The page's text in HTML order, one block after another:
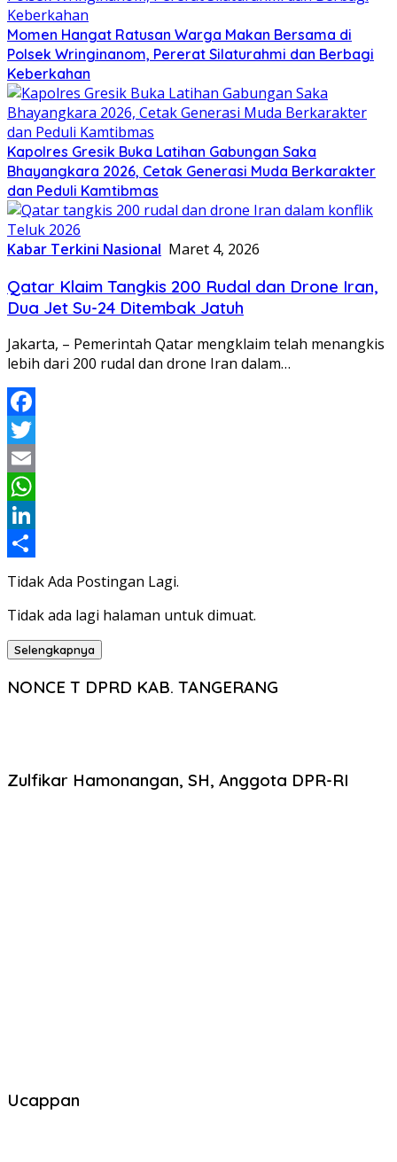
Momen Hangat Ratusan Warga Makan Bersama di
Polsek Wringinanom, Pererat Silaturahmi dan Berbagi
Keberkahan
Kapolres Gresik Buka Latihan Gabungan Saka
Bhayangkara 2026, Cetak Generasi Muda Berkarakter
dan Peduli Kamtibmas
Kabar Terkini Nasional Maret 4, 2026
Qatar Klaim Tangkis 200 Rudal dan Drone Iran,
Dua Jet Su-24 Ditembak Jatuh
Jakarta, – Pemerintah Qatar mengklaim telah menangkis
lebih dari 200 rudal dan drone Iran dalam…
Facebook
Twitter
Email
WhatsApp
LinkedIn
Share
Tidak Ada Postingan Lagi.
Tidak ada lagi halaman untuk dimuat.
Selengkapnya
NONCE T DPRD KAB. TANGERANG
Zulfikar Hamonangan, SH, Anggota DPR-RI
Ucappan